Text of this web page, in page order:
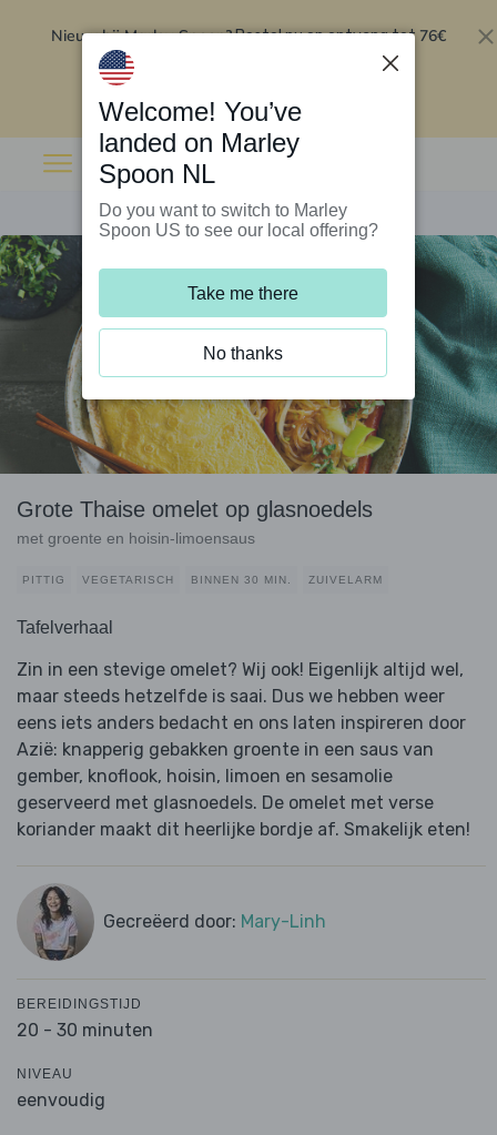
Nieuw bij Marley Spoon?Bestel nu en ontvang tot 76€
Grote Thaise omelet op glasnoedels
met groente en hoisin-limoensaus
PITTIG VEGETARISCH BINNEN 30 MIN. ZUIVELARM
Tafelverhaal
Zin in een stevige omelet? Wij ook! Eigenlijk altijd wel,
maar steeds hetzelfde is saai. Dus we hebben weer
eens iets anders bedacht en ons laten inspireren door
Azië: knapperig gebakken groente in een saus van
gember, knoflook, hoisin, limoen en sesamolie
geserveerd met glasnoedels. De omelet met verse
koriander maakt dit heerlijke bordje af. Smakelijk eten!
Gecreëerd door: Mary-Linh
BEREIDINGSTIJD
20 - 30 minuten
NIVEAU
eenvoudig
Welcome! You’ve
landed on Marley
Spoon NL
Do you want to switch to Marley
Spoon US to see our local offering?
Take me there
No thanks